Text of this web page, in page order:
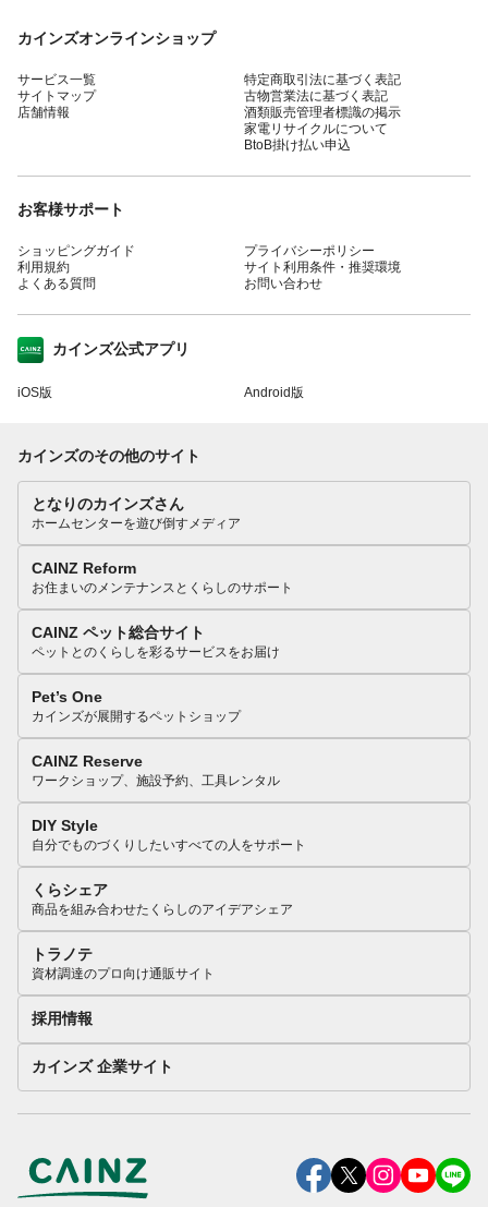
カインズオンラインショップ
サービス一覧
サイトマップ
店舗情報
特定商取引法に基づく表記
古物営業法に基づく表記
酒類販売管理者標識の掲示
家電リサイクルについて
BtoB掛け払い申込
お客様サポート
ショッピングガイド
利用規約
よくある質問
プライバシーポリシー
サイト利用条件・推奨環境
お問い合わせ
カインズ公式アプリ
iOS版 Android版
カインズのその他のサイト
となりのカインズさん
ホームセンターを遊び倒すメディア
CAINZ Reform
お住まいのメンテナンスとくらしのサポート
CAINZ ペット総合サイト
ペットとのくらしを彩るサービスをお届け
Pet’s One
カインズが展開するペットショップ
CAINZ Reserve
ワークショップ、施設予約、工具レンタル
DIY Style
自分でものづくりしたいすべての人をサポート
くらシェア
商品を組み合わせたくらしのアイデアシェア
トラノテ
資材調達のプロ向け通販サイト
採用情報
カインズ 企業サイト